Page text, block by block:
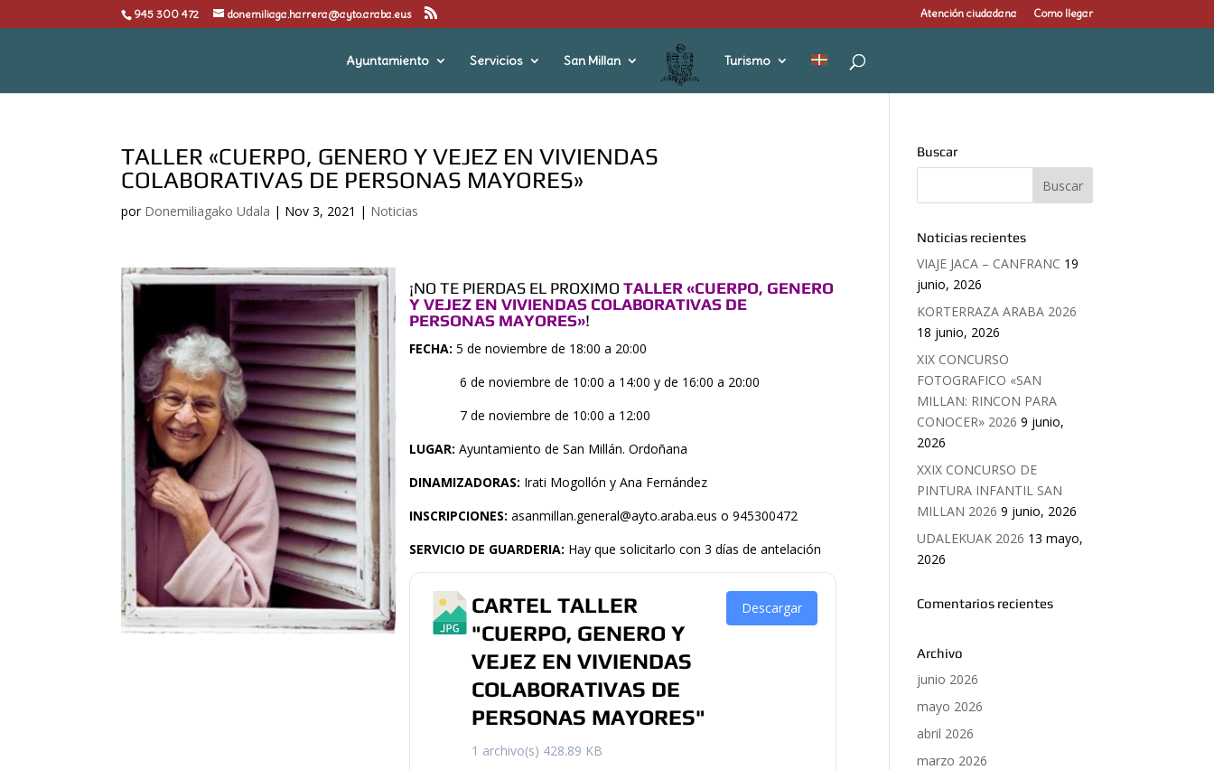
945 300 472 donemiliaga.harrera@ayto.araba.eus Atención ciudadana Como llegar
Ayuntamiento Servicios San Millan Turismo
TALLER «CUERPO, GENERO Y VEJEZ EN VIVIENDAS
COLABORATIVAS DE PERSONAS MAYORES»
por Donemiliagako Udala | Nov 3, 2021 | Noticias
¡NO TE PIERDAS EL PROXIMOTALLER «CUERPO, GENERO
Y VEJEZ EN VIVIENDAS COLABORATIVAS DE
PERSONAS MAYORES»!
FECHA: 5 de noviembre de 18:00 a 20:00
6 de noviembre de 10:00 a 14:00 y de 16:00 a 20:00
7 de noviembre de 10:00 a 12:00
LUGAR: Ayuntamiento de San Millán. Ordoñana
DINAMIZADORAS: Irati Mogollón y Ana Fernández
INSCRIPCIONES: asanmillan.general@ayto.araba.eus o 945300472
SERVICIO DE GUARDERIA: Hay que solicitarlo con 3 días de antelación
CARTEL TALLER
"CUERPO, GENERO Y
VEJEZ EN VIVIENDAS
COLABORATIVAS DE
PERSONAS MAYORES"
1 archivo(s) 428.89 KB
Descargar
Buscar
Noticias recientes
VIAJE JACA – CANFRANC 19
junio, 2026
KORTERRAZA ARABA 2026
18 junio, 2026
XIX CONCURSO
FOTOGRAFICO «SAN
MILLAN: RINCON PARA
CONOCER» 2026 9 junio,
2026
XXIX CONCURSO DE
PINTURA INFANTIL SAN
MILLAN 2026 9 junio, 2026
UDALEKUAK 2026 13 mayo,
2026
Comentarios recientes
Archivo
junio 2026
mayo 2026
abril 2026
marzo 2026